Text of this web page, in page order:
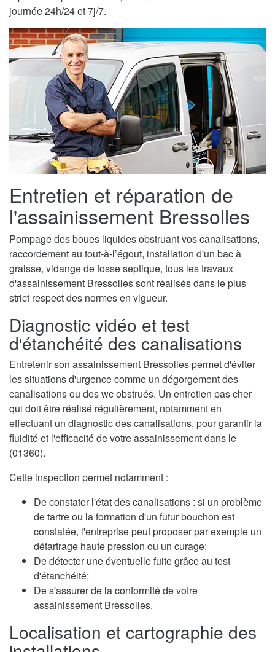
journée 24h/24 et 7j/7.
Entretien et réparation de
l'assainissement Bressolles
Pompage des boues liquides obstruant vos canalisations,
raccordement au tout-à-l’égout, installation d'un bac à
graisse, vidange de fosse septique, tous les travaux
d'assainissement Bressolles sont réalisés dans le plus
strict respect des normes en vigueur.
Diagnostic vidéo et test
d'étanchéité des canalisations
Entretenir son assainissement Bressolles permet d'éviter
les situations d'urgence comme un dégorgement des
canalisations ou des wc obstrués. Un entretien pas cher
qui doit être réalisé régulièrement, notamment en
effectuant un diagnostic des canalisations, pour garantir la
fluidité et l'efficacité de votre assainissement dans le
(01360).
Cette inspection permet notamment :
De constater l'état des canalisations : si un problème
de tartre ou la formation d'un futur bouchon est
constatée, l'entreprise peut proposer par exemple un
détartrage haute pression ou un curage;
De détecter une éventuelle fuite grâce au test
d'étanchéité;
De s'assurer de la conformité de votre
assainissement Bressolles.
Localisation et cartographie des